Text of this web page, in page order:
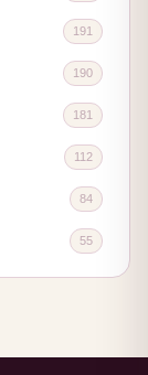
191
190
181
112
84
55